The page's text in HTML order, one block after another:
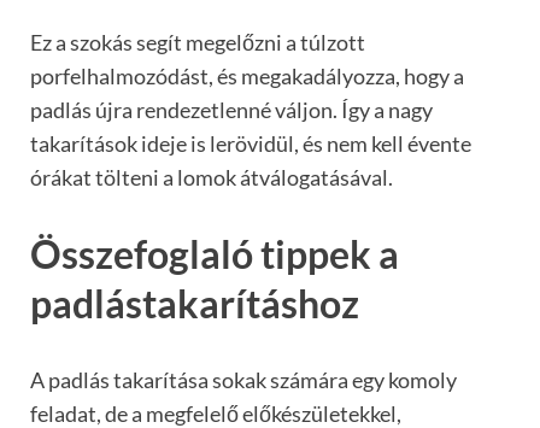
Ez a szokás segít megelőzni a túlzott
porfelhalmozódást, és megakadályozza, hogy a
padlás újra rendezetlenné váljon. Így a nagy
takarítások ideje is lerövidül, és nem kell évente
órákat tölteni a lomok átválogatásával.
Összefoglaló tippek a
padlástakarításhoz
A padlás takarítása sokak számára egy komoly
feladat, de a megfelelő előkészületekkel,